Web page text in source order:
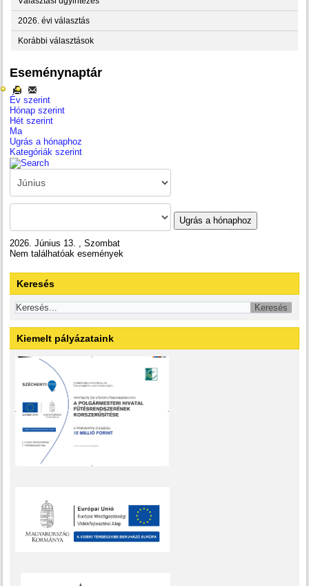
2026. évi választás
Korábbi választások
Eseménynaptár
Év szerint
Hónap szerint
Hét szerint
Ma
Ugrás a hónaphoz
Kategóriák szerint
Ugrás a hónaphoz
2026. Június 13. , Szombat
Nem találhatóak események
Keresés
Kiemelt pályázataink